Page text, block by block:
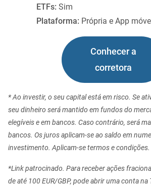
ETFs: Sim
Plataforma: Própria e App
Conhecer a
corretora
* Ao investir, o seu capital está em risco. Se
seu dinheiro será mantido em fundos do
elegíveis e em bancos. Caso contrário, será
bancos. Os juros aplicam-se ao saldo em
investimento. Aplicam-se termos e condições.
*Link patrocinado. Para receber ações
de até 100 EUR/GBP, pode abrir uma conta na